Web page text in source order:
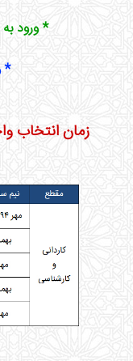
* ورود به
*
زمان انتخاب